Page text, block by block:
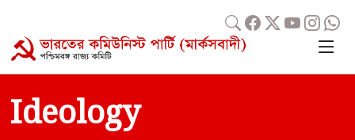
Ideology